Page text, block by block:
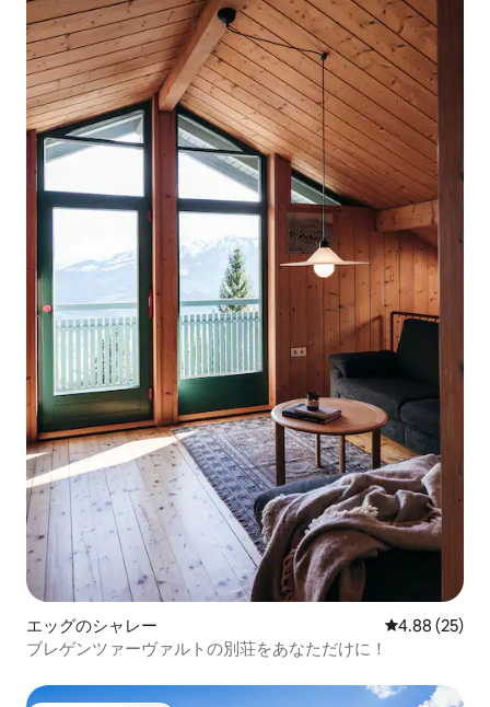
エッグのシャレー レビュー25
4.88 (25)
ブレゲンツァーヴァルトの別荘をあなただけに！